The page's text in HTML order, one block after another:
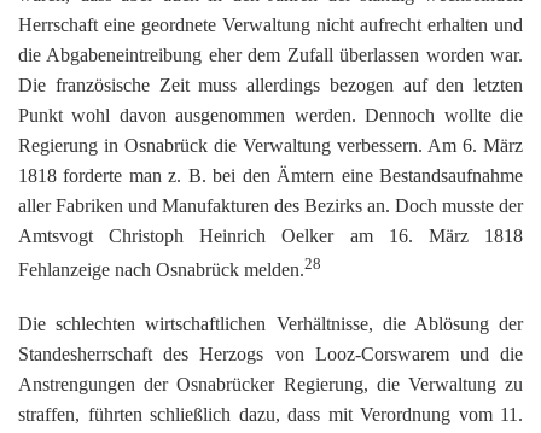
Herrschaft eine geordnete Verwaltung nicht aufrecht erhalten und
die Abgabeneintreibung eher dem Zufall überlassen worden war.
Die französische Zeit muss allerdings bezogen auf den letzten
Punkt wohl davon ausgenommen werden. Dennoch wollte die
Regierung in Osnabrück die Verwaltung verbessern. Am 6. März
1818 forderte man z. B. bei den Ämtern eine Bestandsaufnahme
aller Fabriken und Manufakturen des Bezirks an. Doch musste der
Amtsvogt Christoph Heinrich Oelker am 16. März 1818
Fehlanzeige nach Osnabrück melden.28
Die schlechten wirtschaftlichen Verhältnisse, die Ablösung der
Standesherrschaft des Herzogs von Looz-Corswarem und die
Anstrengungen der Osnabrücker Regierung, die Verwaltung zu
straffen, führten schließlich dazu, dass mit Verordnung vom 11.